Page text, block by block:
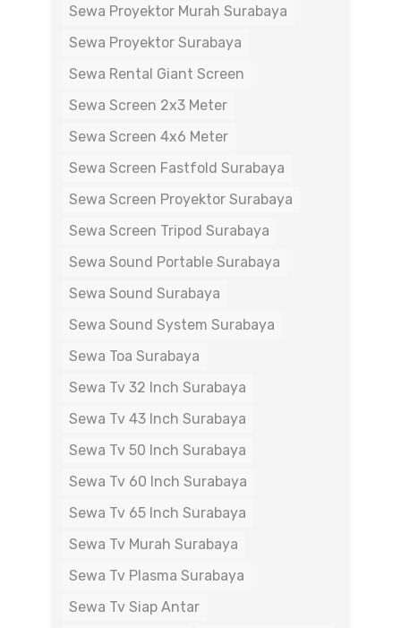
Sewa Proyektor Murah Surabaya
Sewa Proyektor Surabaya
Sewa Rental Giant Screen
Sewa Screen 2x3 Meter
Sewa Screen 4x6 Meter
Sewa Screen Fastfold Surabaya
Sewa Screen Proyektor Surabaya
Sewa Screen Tripod Surabaya
Sewa Sound Portable Surabaya
Sewa Sound Surabaya
Sewa Sound System Surabaya
Sewa Toa Surabaya
Sewa Tv 32 Inch Surabaya
Sewa Tv 43 Inch Surabaya
Sewa Tv 50 Inch Surabaya
Sewa Tv 60 Inch Surabaya
Sewa Tv 65 Inch Surabaya
Sewa Tv Murah Surabaya
Sewa Tv Plasma Surabaya
Sewa Tv Siap Antar